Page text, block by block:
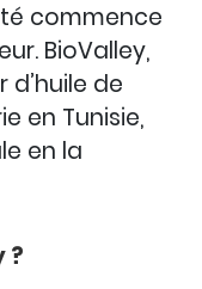
commence
BioValley,
de
en Tunisie,
en la
?